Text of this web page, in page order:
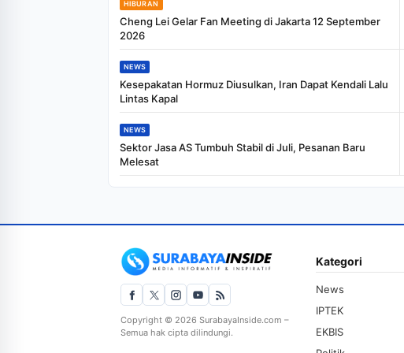
HIBURAN
Cheng Lei Gelar Fan Meeting di Jakarta 12 September
2026
NEWS
Kesepakatan Hormuz Diusulkan, Iran Dapat Kendali Lalu
Lintas Kapal
NEWS
Sektor Jasa AS Tumbuh Stabil di Juli, Pesanan Baru
Melesat
Copyright © 2026 SurabayaInside.com –
Semua hak cipta dilindungi.
Kategori
News
IPTEK
EKBIS